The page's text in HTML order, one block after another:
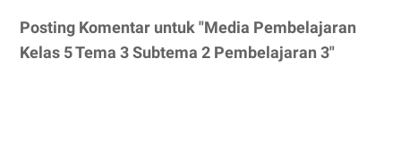
Posting Komentar untuk "Media Pembelajaran
Kelas 5 Tema 3 Subtema 2 Pembelajaran 3"